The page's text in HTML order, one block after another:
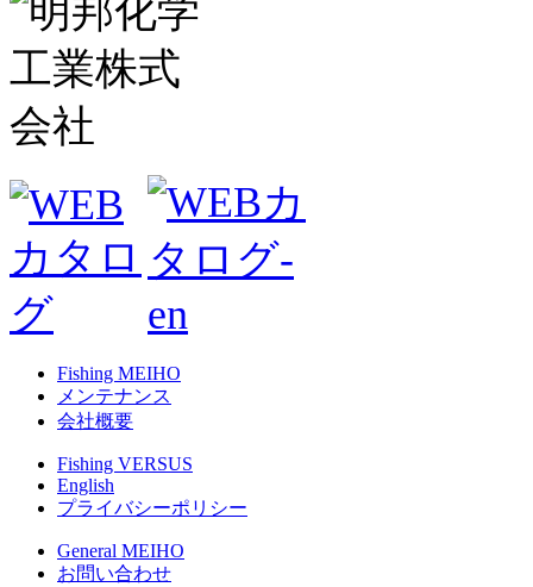
Fishing MEIHO
メンテナンス
会社概要
Fishing VERSUS
English
プライバシーポリシー
General MEIHO
お問い合わせ